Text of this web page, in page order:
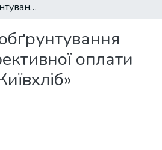
Економічне обґрунтування напрямів ефективної оплати праці ПАТ «Київхліб»
оплати